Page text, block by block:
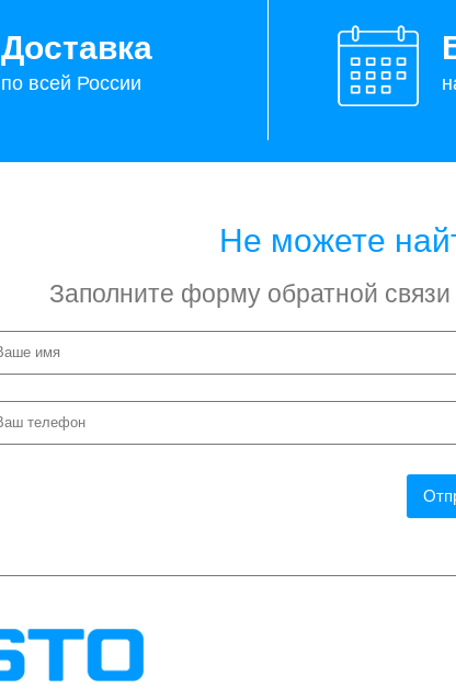
Доставка
по всей России
Не можете
Заполните форму обратной